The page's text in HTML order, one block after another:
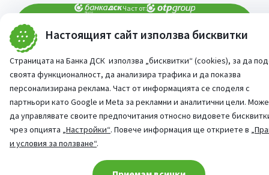
Настоящият сайт използва бисквитки
Страницата на Банка ДСК използва „бисквитки“ (cookies), за да
своята функционалност, да анализира трафика и да показва
персонализирана реклама. Част от информацията се споделя с
партньори като Google и Meta за рекламни и аналитични цели.
да управлявате своите предпочитания относно видовете
чрез опцията „Настройки“. Повече информация ще откриете в
и условия за ползване“.
Част от:
©2026 Всички права запазени
Сайт от:StudioX
Cookie consent change